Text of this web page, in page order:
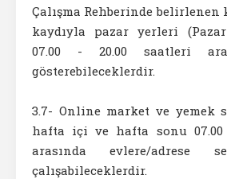
Çalışma Rehberinde
kaydıyla pazar yerleri
07.00 - 20.00 saatleri
gösterebileceklerdir.
3.7- Online market ve yemek
hafta içi ve hafta sonu 07.00
arasında evlere/adrese
çalışabileceklerdir.